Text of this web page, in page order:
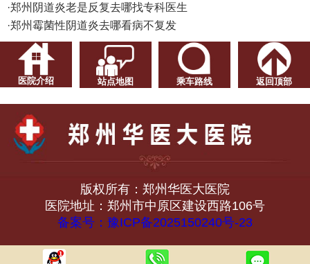
·郑州阴道炎老是反复去哪找专科医生
·郑州霉菌性阴道炎去哪看病不复发
医院介绍 站点地图 乘车路线 返回顶部
版权所有：郑州华医大医院
医院地址：郑州市中原区建设西路106号
备案号：豫ICP备2025150240号-23